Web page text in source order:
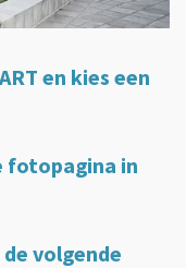
en kies een
fotopagina in
volgende